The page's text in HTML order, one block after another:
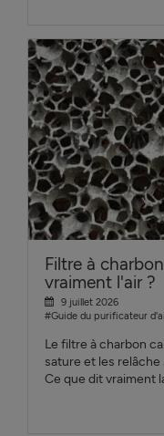
Filtre à
vraiment l'air ?
9 juillet 2026
#Guide du purificateur
Le filtre à charbon
sature et les
Ce que dit vraiment